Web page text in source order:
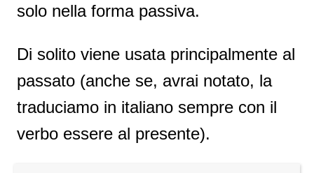
solo nella forma passiva.
Di solito viene usata principalmente al
passato (anche se, avrai notato, la
traduciamo in italiano sempre con il
verbo essere al presente).